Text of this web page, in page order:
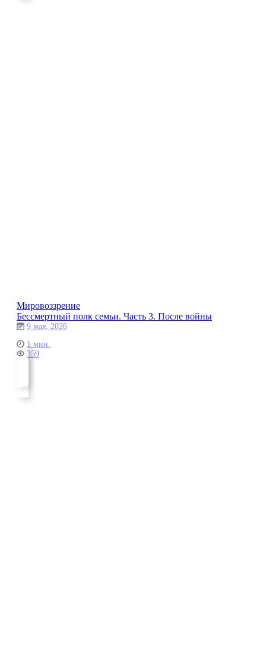
Мировоззрение
Бессмертный полк семьи. Часть 3. После войны
9 мая, 2026
1 мин.
359